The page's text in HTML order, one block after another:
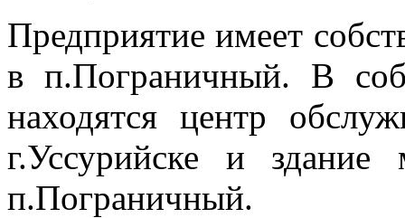
Предприятие имеет
в п.Пограничный. В
находятся центр
г.Уссурийске и здание
п.Пограничный.